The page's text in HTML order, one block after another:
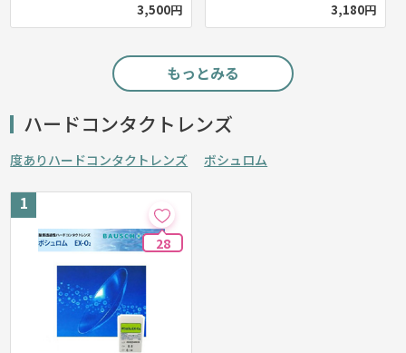
3,500円 3,180円
もっとみる
ハードコンタクトレンズ
度ありハードコンタクトレンズ ボシュロム
28